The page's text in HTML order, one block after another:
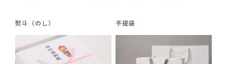
熨斗（のし） 手提袋